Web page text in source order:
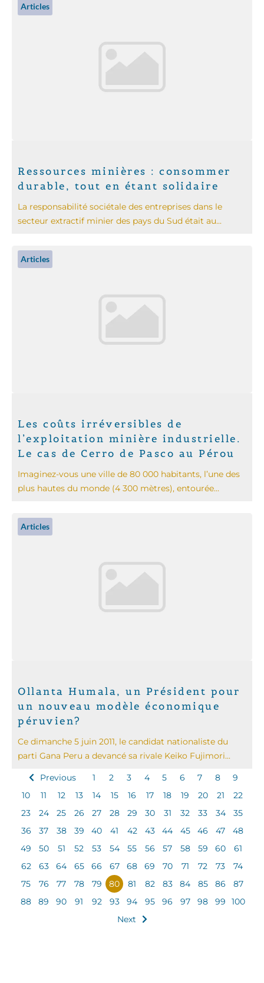
Articles
Ressources minières : consommer
durable, tout en étant solidaire
La responsabilité sociétale des entreprises dans le
secteur extractif minier des pays du Sud était au...
Articles
Les coûts irréversibles de
l’exploitation minière industrielle.
Le cas de Cerro de Pasco au Pérou
Imaginez-vous une ville de 80 000 habitants, l’une des
plus hautes du monde (4 300 mètres), entourée...
Articles
Ollanta Humala, un Président pour
un nouveau modèle économique
péruvien?
Ce dimanche 5 juin 2011, le candidat nationaliste du
parti Gana Peru a devancé sa rivale Keiko Fujimori...
Previous 1 2 3 4 5 6 7 8
9
10
11 12 13 14 15 16 17 18 19 20 21
22
23
24 25 26 27 28 29 30 31 32 33 34
35
36
37 38 39 40 41 42 43 44 45 46 47
48
49
50 51 52 53 54 55 56 57 58 59 60
61
62
63 64 65 66 67 68 69 70 71 72 73
74
75
76 77 78 79 80 81 82 83 84 85 86
87
88
89 90 91 92 93 94 95 96 97 98 99
100
Next